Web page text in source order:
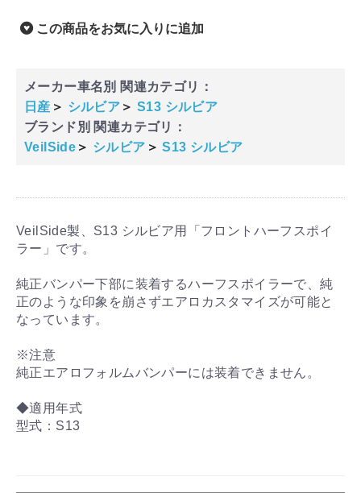
この商品をお気に入りに追加
メーカー車名別 関連カテゴリ：
日産 ＞ シルビア ＞ S13 シルビア
ブランド別 関連カテゴリ：
VeilSide ＞ シルビア ＞ S13 シルビア
VeilSide製、S13 シルビア用「フロントハーフスポイ
ラー」です。
純正バンパー下部に装着するハーフスポイラーで、純
正のような印象を崩さずエアロカスタマイズが可能と
なっています。
※注意
純正エアロフォルムバンパーには装着できません。
◆適用年式
型式：S13